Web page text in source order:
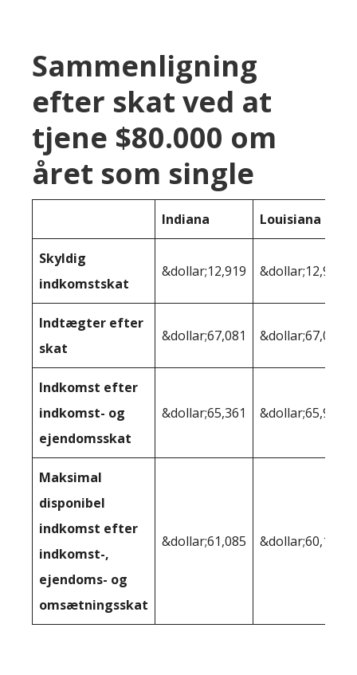
Sammenligning
efter skat ved at
tjene $80.000 om
året som single
Indiana Louisiana
Skyldig
indkomstskat
&dollar;12,919 &dollar;12,995
Indtægter efter
skat
&dollar;67,081 &dollar;67,005
Indkomst efter
indkomst- og
ejendomsskat
&dollar;65,361 &dollar;65,940
Maksimal
disponibel
indkomst efter
indkomst-,
ejendoms- og
omsætningsskat
&dollar;61,085 &dollar;60,192